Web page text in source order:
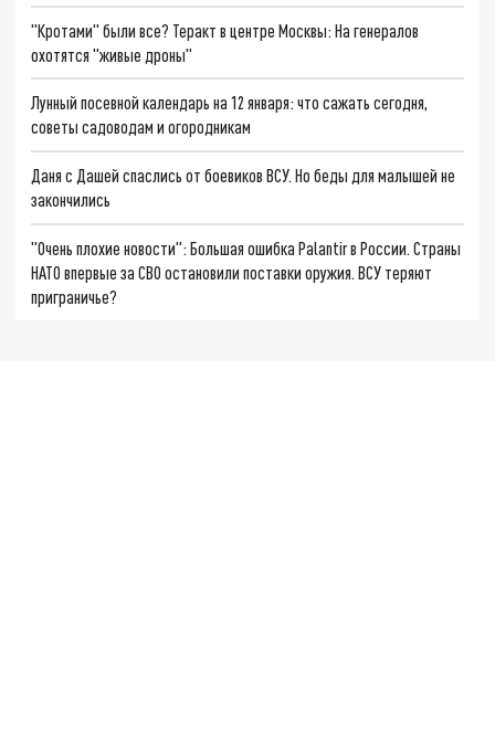
"Кротами" были все? Теракт в центре Москвы: На генералов
охотятся "живые дроны"
Лунный посевной календарь на 12 января: что сажать сегодня,
советы садоводам и огородникам
Даня с Дашей спаслись от боевиков ВСУ. Но беды для малышей не
закончились
"Очень плохие новости": Большая ошибка Palantir в России. Страны
НАТО впервые за СВО остановили поставки оружия. ВСУ теряют
приграничье?